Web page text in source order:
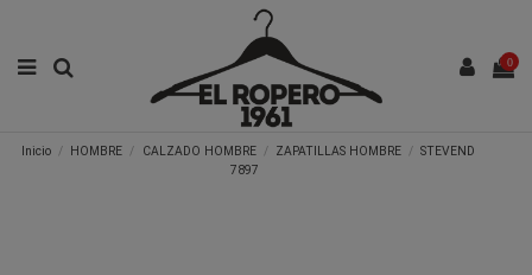
0
Inicio HOMBRE CALZADO HOMBRE ZAPATILLAS HOMBRE
STEVEND
7897